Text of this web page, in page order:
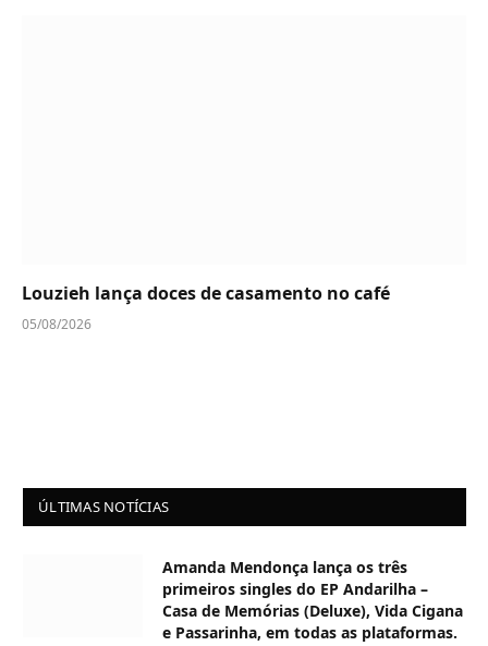
Louzieh lança doces de casamento no café
05/08/2026
ÚLTIMAS NOTÍCIAS
Amanda Mendonça lança os três
primeiros singles do EP Andarilha –
Casa de Memórias (Deluxe), Vida Cigana
e Passarinha, em todas as plataformas.